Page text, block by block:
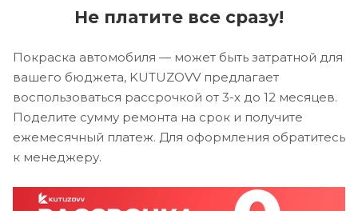
Не платите все сразу!
Покраска автомобиля — может быть затратной для
вашего бюджета, KUTUZOVV предлагает
воспользоваться рассрочкой от 3-х до 12 месяцев.
Поделите сумму ремонта на срок и получите
ежемесячный платеж. Для оформления обратитесь
к менеджеру.